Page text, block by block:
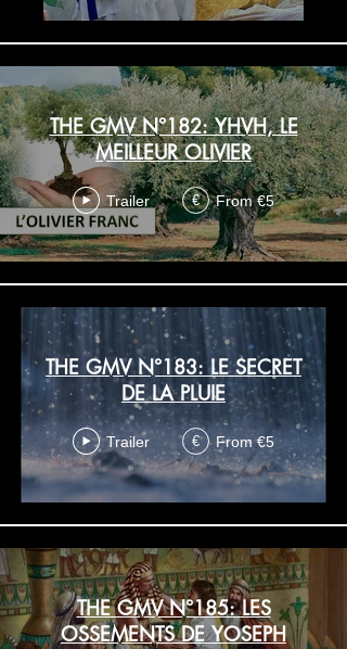
THE GMV N°182: YHVH, LE
MEILLEUR OLIVIER
Trailer € From €5
THE GMV N°183: LE SECRET
DE LA PLUIE
Trailer € From €5
THE GMV N°185: LES
OSSEMENTS DE YOSEPH